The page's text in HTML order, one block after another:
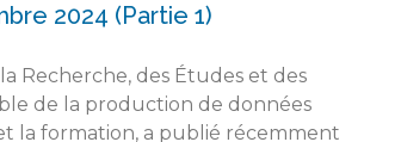
2024 (partie 1)
Recherche, des Études et des
de la production de données
la formation, a publié récemment